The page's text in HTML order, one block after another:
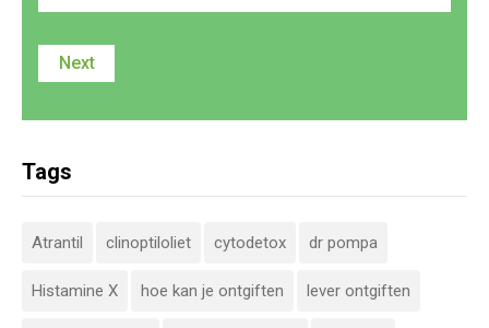
Next
Tags
Atrantil clinoptiloliet cytodetox dr pompa
Histamine X hoe kan je ontgiften lever ontgiften